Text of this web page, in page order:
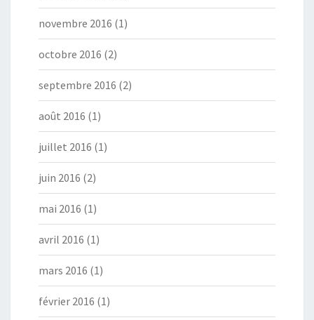
novembre 2016 (1)
octobre 2016 (2)
septembre 2016 (2)
août 2016 (1)
juillet 2016 (1)
juin 2016 (2)
mai 2016 (1)
avril 2016 (1)
mars 2016 (1)
février 2016 (1)